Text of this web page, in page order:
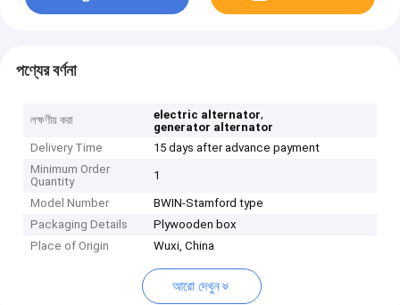
পণ্যের বর্ণনা
লক্ষণীয় করা electric alternator,
generator alternator
Delivery Time
15 days after advance payment
Minimum Order
Quantity
1
Model Number
BWIN-Stamford type
Packaging Details
Plywooden box
Place of Origin
Wuxi, China
আরো দেখুন